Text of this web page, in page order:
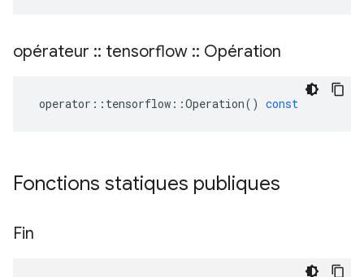
opérateur :: tensorflow :: Opération
operator :: tensorflow ::Operation() const
Fonctions statiques publiques
Fin